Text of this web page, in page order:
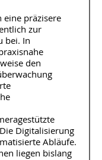
eine präzisere
zur
bei. In
den
Digitalisierung
Abläufe.
liegen bislang